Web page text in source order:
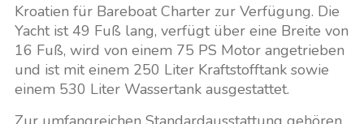
Kroatien für Bareboat Charter zur Verfügung. Die
Yacht ist 49 Fuß lang, verfügt über eine Breite von
16 Fuß, wird von einem 75 PS Motor angetrieben
und ist mit einem 250 Liter Kraftstofftank sowie
einem 530 Liter Wassertank ausgestattet.